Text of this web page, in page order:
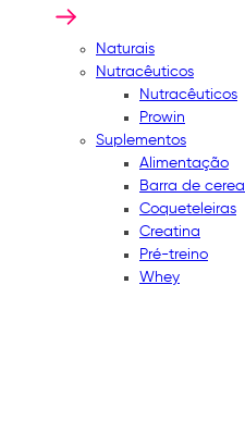
Naturais
Nutracêuticos
Nutracêuticos
Prowin
Suplementos
Alimentação
Barra de cereal
Coqueteleiras
Creatina
Pré-treino
Whey